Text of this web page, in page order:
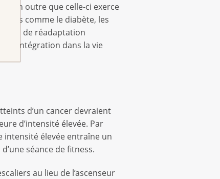
en outre que celle-ci exerce
comme le diabète, les
de réadaptation
réintégration dans la vie
d’un cancer devraient
d’intensité élevée. Par
intensité élevée entraîne un
séance de fitness.
au lieu de l’ascenseur